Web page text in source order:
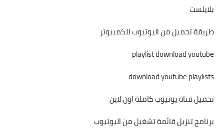
بلايلست
طريقة تحميل من اليوتيوب للكمبيوتر
playlist download youtube
download youtube playlists
تحميل قناة يوتيوب كاملة اون لاين
برنامج تنزيل قائمة تشغيل من اليوتيوب